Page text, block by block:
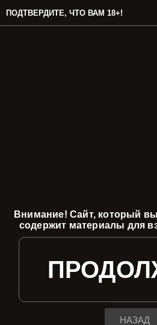
ПОДТВЕРДИТЕ, ЧТО ВАМ 18+!
Внимание! Сайт, который
содержит материалы для
НАЗАД